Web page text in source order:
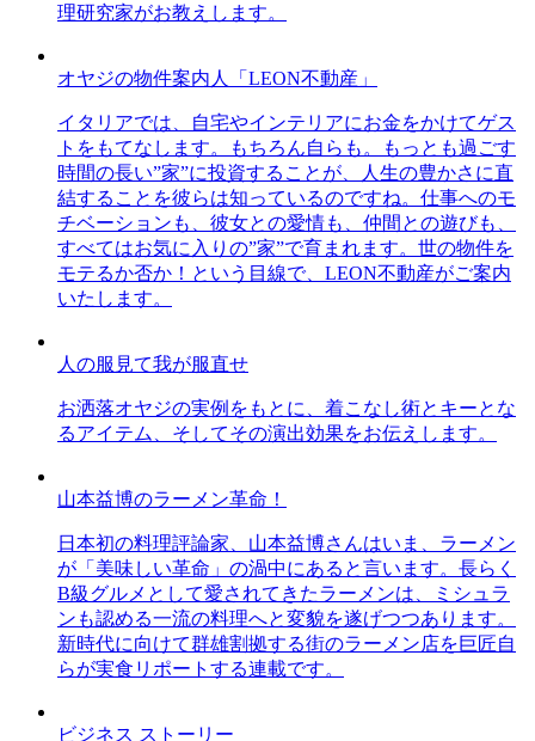
理研究家がお教えします。
オヤジの物件案内人「LEON不動産」
イタリアでは、自宅やインテリアにお金をかけてゲス
トをもてなします。もちろん自らも。もっとも過ごす
時間の長い”家”に投資することが、人生の豊かさに直
結することを彼らは知っているのですね。仕事へのモ
チベーションも、彼女との愛情も、仲間との遊びも、
すべてはお気に入りの”家”で育まれます。世の物件を
モテるか否か！という目線で、LEON不動産がご案内
いたします。
人の服見て我が服直せ
お洒落オヤジの実例をもとに、着こなし術とキーとな
るアイテム、そしてその演出効果をお伝えします。
山本益博のラーメン革命！
日本初の料理評論家、山本益博さんはいま、ラーメン
が「美味しい革命」の渦中にあると言います。長らく
B級グルメとして愛されてきたラーメンは、ミシュラ
ンも認める一流の料理へと変貌を遂げつつあります。
新時代に向けて群雄割拠する街のラーメン店を巨匠自
らが実食リポートする連載です。
ビジネス ストーリー